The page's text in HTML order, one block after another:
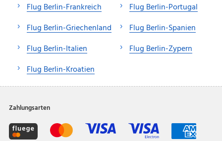
Flug Berlin-Frankreich
Flug Berlin-Griechenland
Flug Berlin-Italien
Flug Berlin-Kroatien
Flug Berlin-Portugal
Flug Berlin-Spanien
Flug Berlin-Zypern